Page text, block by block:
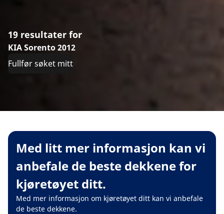
19 resultater for
KIA Sorento 2012
Fullfør søket mitt
Med litt mer informasjon kan vi
anbefale de beste dekkene for
kjøretøyet ditt.
Med mer informasjon om kjøretøyet ditt kan vi anbefale
de beste dekkene.